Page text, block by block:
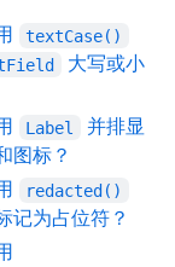
textCase()
大写或小
Label
并排显
图标？
redacted()
记为占位符？